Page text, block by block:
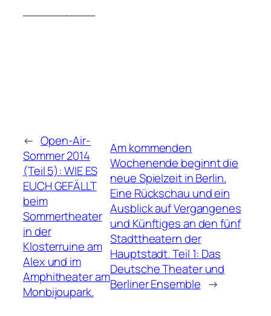
__________
← Open-Air-
Sommer 2014
(Teil 5): WIE ES
EUCH GEFÄLLT
beim
Sommertheater
in der
Klosterruine am
Alex und im
Amphitheater am
Monbijoupark.
Am kommenden
Wochenende beginnt die
neue Spielzeit in Berlin.
Eine Rückschau und ein
Ausblick auf Vergangenes
und Künftiges an den fünf
Stadttheatern der
Hauptstadt. Teil 1: Das
Deutsche Theater und
Berliner Ensemble →